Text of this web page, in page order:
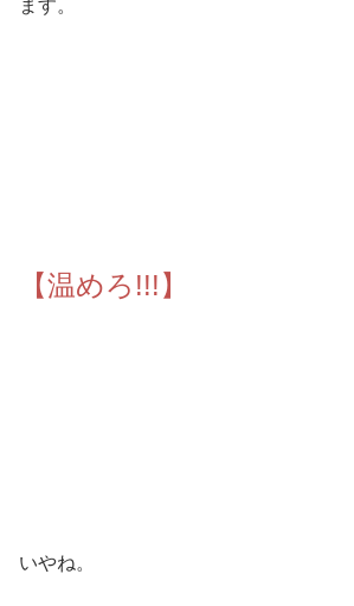
ます。
【温めろ!!!】
いやね。